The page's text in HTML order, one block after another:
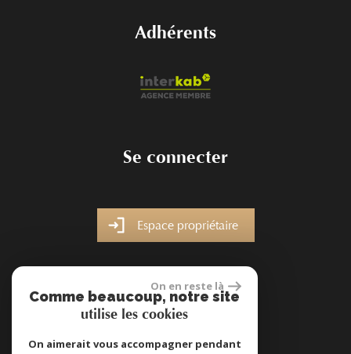
Adhérents
Se connecter
Espace propriétaire
site réalisé par
On en reste là
Comme beaucoup, notre site
utilise les cookies
On aimerait vous accompagner pendant